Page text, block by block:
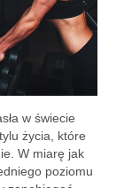
w świecie
życia, które
W miarę jak
poziomu